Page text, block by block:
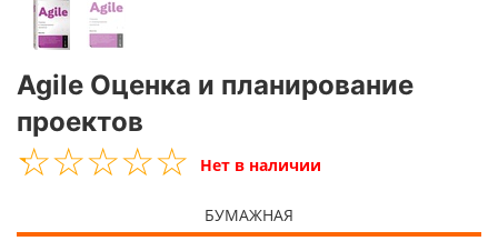
Agile Оценка и планирование
проектов
☆☆☆☆☆
★★★★★ Нет в наличии
БУМАЖНАЯ